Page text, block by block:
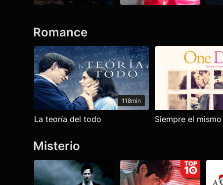
Romance
118min
La teoría del todo Siempre el
Misterio